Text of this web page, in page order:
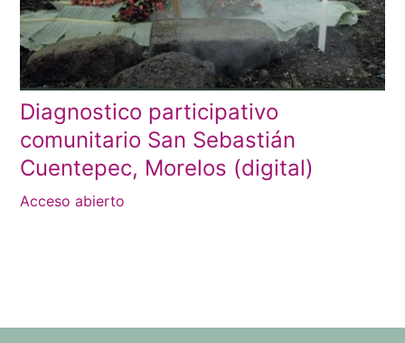
Diagnostico participativo
comunitario San Sebastián
Cuentepec, Morelos (digital)
Acceso abierto